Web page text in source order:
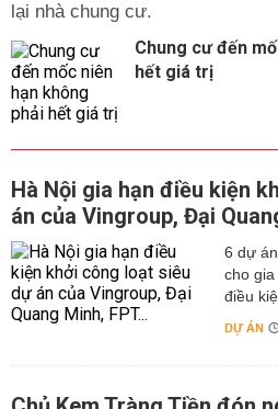
lại nhà chung cư.
Chung cư đến
hết giá trị
Hà Nội gia hạn điều kiện
án của Vingroup, Đại
6 dự
cho
điều
DỰ ÁN